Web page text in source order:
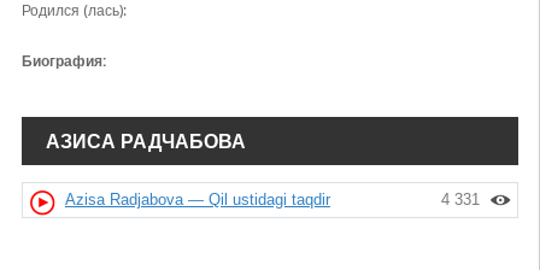
Родился (лась):
Биография:
АЗИСА РАДЧАБОВА
4 331
Azisa Radjabova — Qil ustidagi taqdir